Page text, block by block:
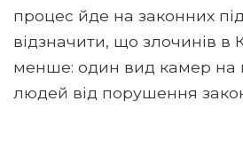
процес йде на законних
відзначити, що злочинів в
менше: один вид камер на
людей від порушення